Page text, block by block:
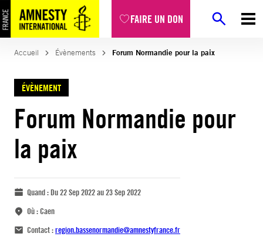
FAIRE UN DON
Accueil Évènements Forum Normandie pour la paix
ÉVÈNEMENT
Forum Normandie pour
la paix
Quand :Du 22 Sep 2022 au 23 Sep 2022
Où :Caen
Contact :region.bassenormandie@amnestyfrance.fr